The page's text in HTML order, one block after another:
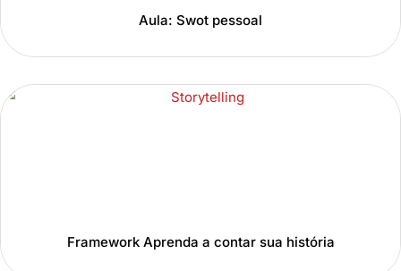
Aula: Swot pessoal
Framework Aprenda a contar sua história